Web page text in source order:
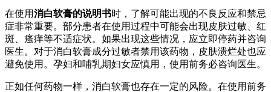
在使用消白软膏的说明书时，了解可能出现的不良反应和禁忌
症非常重要。部分患者在使用过程中可能会出现皮肤过敏、红
斑、瘙痒等不适症状。如果出现这些情况，应立即停药并咨询
医生。对于消白软膏成分过敏者禁用该药物，皮肤溃烂处也应
避免使用。孕妇和哺乳期妇女应慎用，使用前务必咨询医生。
正如任何药物一样，消白软膏也存在一定的风险。在使用前务